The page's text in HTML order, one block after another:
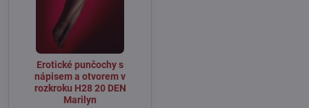
Erotické punčochy s
nápisem a otvorem v
rozkroku H28 20 DEN
Marilyn